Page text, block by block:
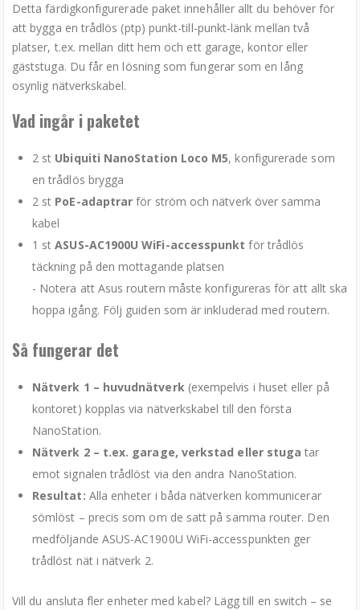
Detta färdigkonfigurerade paket innehåller allt du behöver för
att bygga en trådlös (ptp) punkt-till-punkt-länk mellan två
platser, t.ex. mellan ditt hem och ett garage, kontor eller
gäststuga. Du får en lösning som fungerar som en lång
osynlig nätverkskabel.
Vad ingår i paketet
2 st Ubiquiti NanoStation Loco M5, konfigurerade som
en trådlös brygga
2 st PoE-adaptrar för ström och nätverk över samma
kabel
1 stASUS-AC1900U WiFi-accesspunkt för trådlös
täckning på den mottagande platsen
- Notera att Asus routern måste konfigureras för att allt ska
hoppa igång. Följ guiden som är inkluderad med routern.
Så fungerar det
Nätverk 1 – huvudnätverk(exempelvis i huset eller på
kontoret) kopplas via nätverkskabel till den första
NanoStation.
Nätverk 2 – t.ex. garage, verkstad eller stuga tar
emot signalen trådlöst via den andra NanoStation.
Resultat: Alla enheter i båda nätverken kommunicerar
sömlöst – precis som om de satt på samma router. Den
medföljande ASUS-AC1900U WiFi-accesspunkten ger
trådlöst nät i nätverk 2.
Vill du ansluta fler enheter med kabel? Lägg till en switch – se